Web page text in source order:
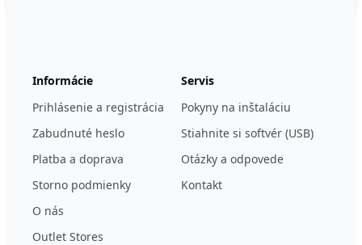
Informácie
Prihlásenie a registrácia
Zabudnuté heslo
Platba a doprava
Storno podmienky
O nás
Outlet Stores
Servis
Pokyny na inštaláciu
Stiahnite si softvér (USB)
Otázky a odpovede
Kontakt